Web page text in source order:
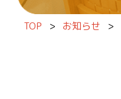
TOP > お知らせ >